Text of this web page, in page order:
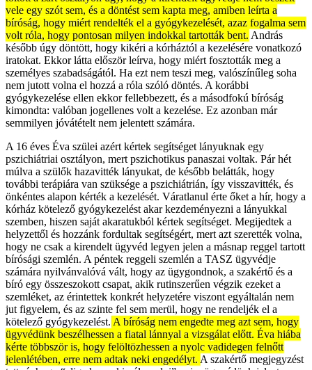
vele egy szót sem, és a döntést sem kapta meg, amiben leírta a
bíróság, hogy miért rendelték el a gyógykezelését, azaz fogalma sem
volt róla, hogy pontosan milyen indokkal tartották bent. András
később úgy döntött, hogy kikéri a kórháztól a kezelésére vonatkozó
iratokat. Ekkor látta először leírva, hogy miért fosztották meg a
személyes szabadságától. Ha ezt nem teszi meg, valószínűleg soha
nem jutott volna el hozzá a róla szóló döntés. A korábbi
gyógykezelése ellen ekkor fellebbezett, és a másodfokú bíróság
kimondta: valóban jogellenes volt a kezelése. Ez azonban már
semmilyen jóvátételt nem jelentett számára.
A 16 éves Éva szülei azért kértek segítséget lányuknak egy
pszichiátriai osztályon, mert pszichotikus panaszai voltak. Pár hét
múlva a szülők hazavitték lányukat, de később belátták, hogy
további terápiára van szüksége a pszichiátrián, így visszavitték, és
önkéntes alapon kérték a kezelését. Váratlanul érte őket a hír, hogy a
kórház kötelező gyógykezelést akar kezdeményezni a lányukkal
szemben, hiszen saját akaratukból kértek segítséget. Megijedtek a
helyzettől és hozzánk fordultak segítségért, mert azt szerették volna,
hogy ne csak a kirendelt ügyvéd legyen jelen a másnap reggel tartott
bírósági szemlén. A péntek reggeli szemlén a TASZ ügyvédje
számára nyilvánvalóvá vált, hogy az ügygondnok, a szakértő és a
bíró egy összeszokott csapat, akik rutinszerűen végzik ezeket a
szemléket, az érintettek konkrét helyzetére viszont egyáltalán nem
jut figyelem, és az szinte fel sem merül, hogy ne rendeljék el a
kötelező gyógykezelést. A bíróság nem engedte meg azt sem, hogy
ügyvédünk beszélhessen a fiatal lánnyal a vizsgálat előtt. Éva hiába
kérte többször is, hogy felöltözhessen a nyolc vadidegen felnőtt
jelenlétében, erre nem adtak neki engedélyt. A szakértő megjegyzést